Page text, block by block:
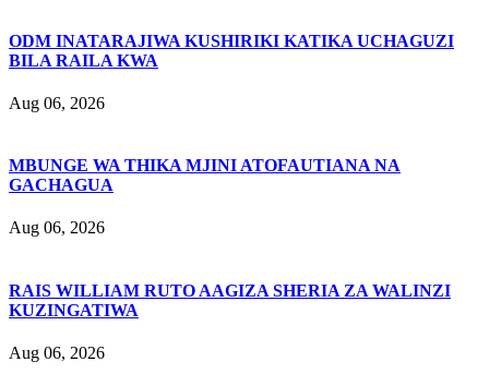
ODM INATARAJIWA KUSHIRIKI KATIKA UCHAGUZI
BILA RAILA KWA
Aug 06, 2026
MBUNGE WA THIKA MJINI ATOFAUTIANA NA
GACHAGUA
Aug 06, 2026
RAIS WILLIAM RUTO AAGIZA SHERIA ZA WALINZI
KUZINGATIWA
Aug 06, 2026